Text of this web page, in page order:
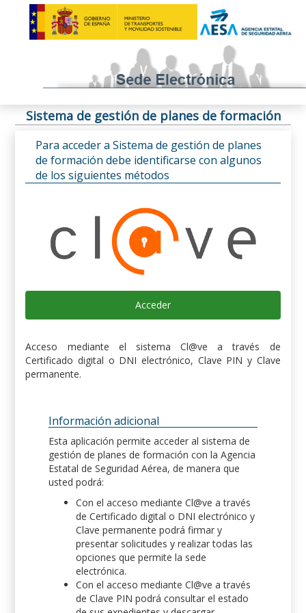
Sistema de gestión de planes de formación
Para acceder a Sistema de gestión de planes
de formación debe identificarse con algunos
de los siguientes métodos
Acceder
Acceso mediante el sistema Cl@ve a través de
Certificado digital o DNI electrónico, Clave PIN y Clave
permanente.
Información adicional
Esta aplicación permite acceder al sistema de
gestión de planes de formación con la Agencia
Estatal de Seguridad Aérea, de manera que
usted podrá:
Con el acceso mediante Cl@ve a través
de Certificado digital o DNI electrónico y
Clave permanente podrá firmar y
presentar solicitudes y realizar todas las
opciones que permite la sede
electrónica.
Con el acceso mediante Cl@ve a través
de Clave PIN podrá consultar el estado